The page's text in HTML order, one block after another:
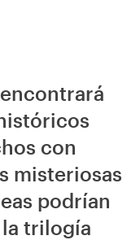
con
misteriosas
podrían
trilogía